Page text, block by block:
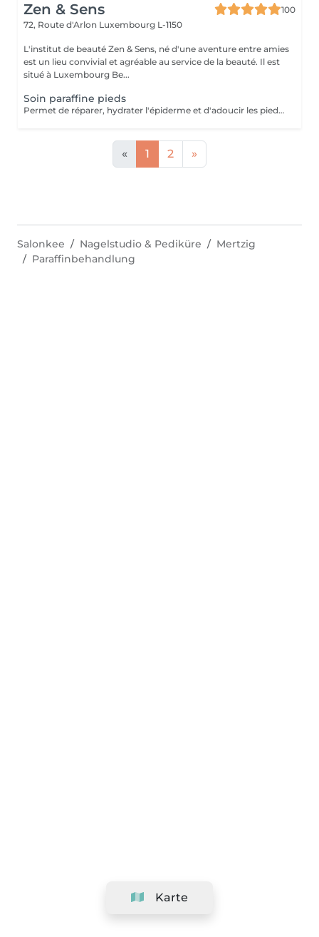
Zen & Sens
100
72, Route d'Arlon Luxembourg L-1150
L'institut de beauté Zen & Sens, né d'une aventure entre amies
est un lieu convivial et agréable au service de la beauté. Il est
situé à Luxembourg Be...
Soin paraffine pieds
Permet de réparer, hydrater l'épiderme et d'adoucir les pieds abimés ou désséchés. Parfait lors d'une pédicure.
« 1 2 »
Karte
Salonkee Nagelstudio & Pediküre
Mertzig
Paraffinbehandlung